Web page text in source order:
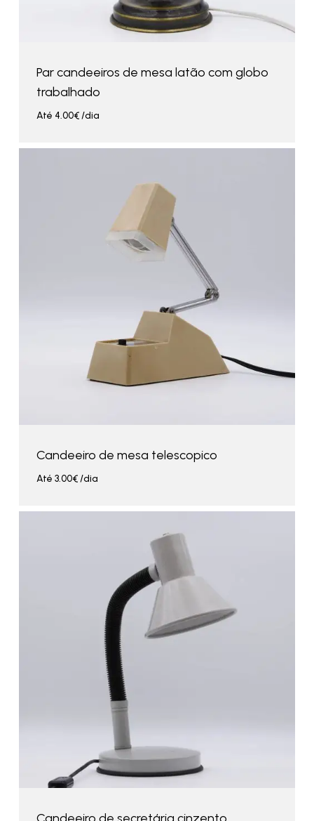
Par candeeiros de mesa latão com globo
trabalhado
Até 4.00€/dia
Candeeiro de mesa telescopico
Até 3.00€/dia